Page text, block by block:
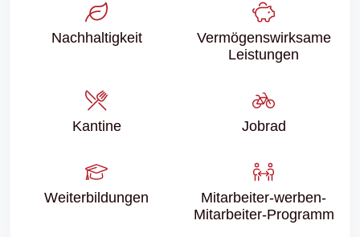
Nachhaltigkeit
Vermögenswirksame
Leistungen
Kantine Jobrad
Weiter­bildungen
Mitarbeiter-werben-
Mitarbeiter-Programm